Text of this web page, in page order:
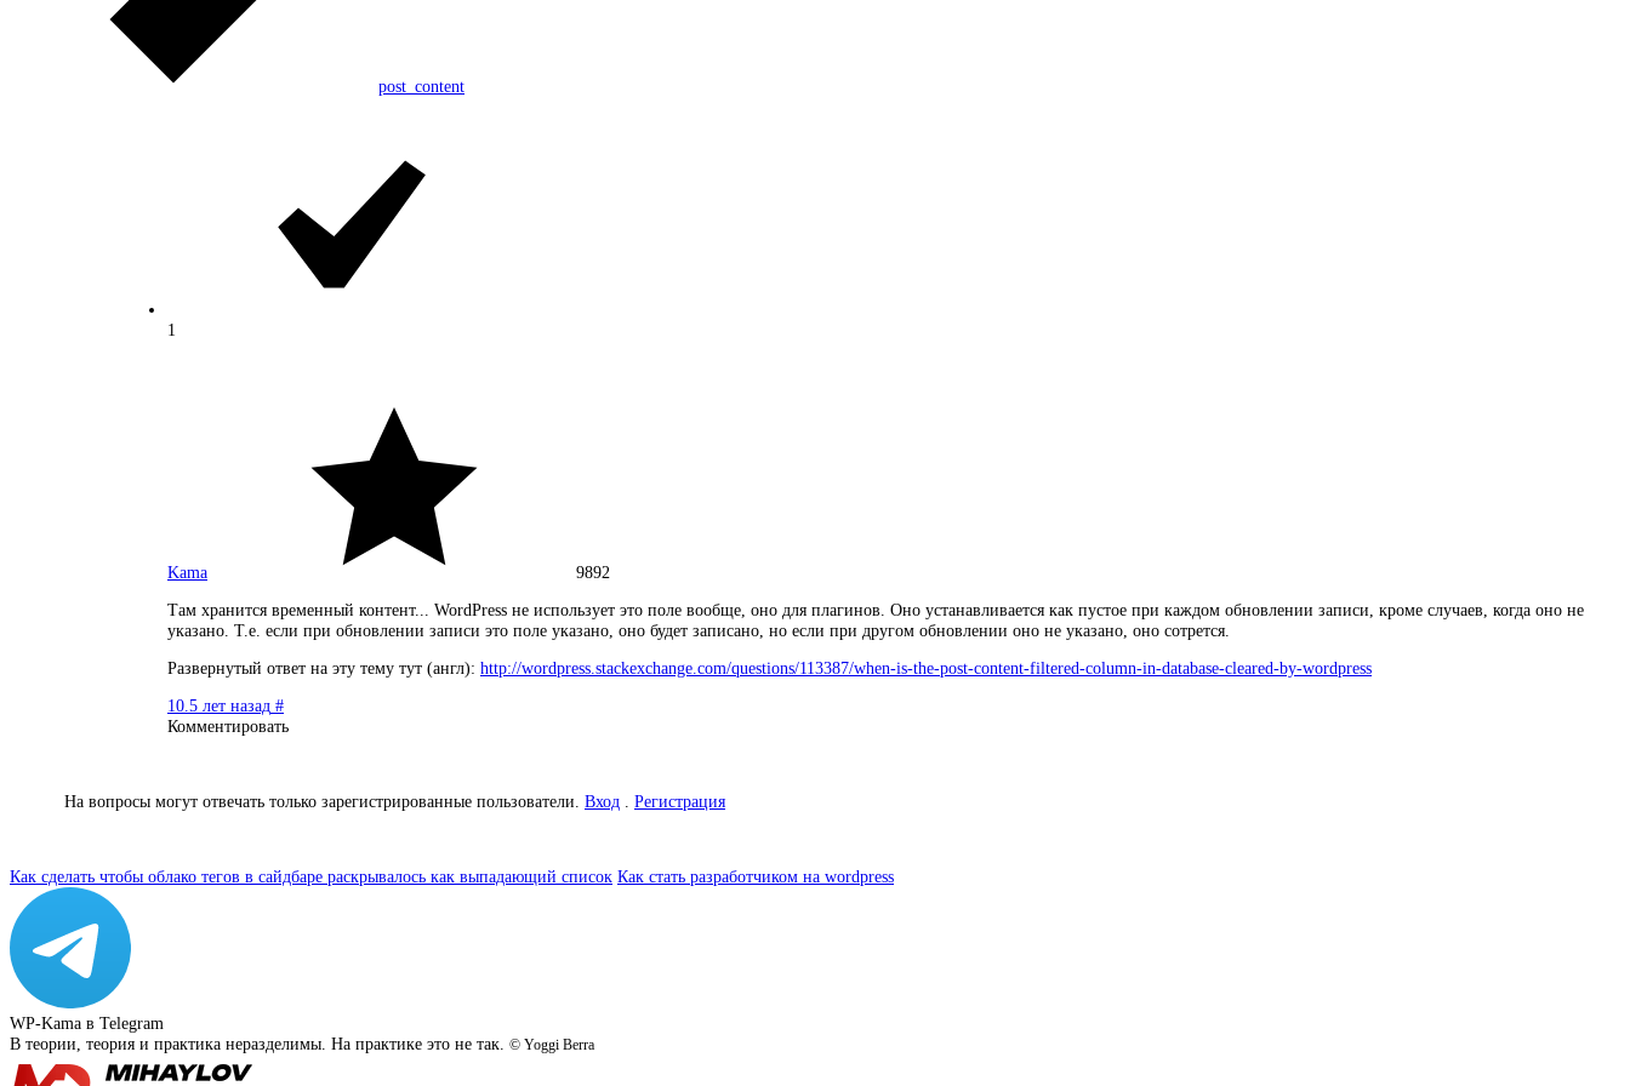
post_content
1
Kama
9892
Там хранится временный контент... WordPress не использует это поле вообще, оно для плагинов. Оно устанавливается как пустое при каждом обновлении записи, кроме случаев, когда оно не
указано. Т.е. если при обновлении записи это поле указано, оно будет записано, но если при другом обновлении оно не указано, оно сотрется.
Развернутый ответ на эту тему тут (англ): http://wordpress.stackexchange.com/questions/113387/when-is-the-post-content-filtered-column-in-database-cleared-by-wordpress
10.5 лет назад #
Комментировать
На вопросы могут отвечать только зарегистрированные пользователи. Вход Регистрация
Как сделать чтобы облако тегов в сайдбаре раскрывалось как выпадающий список Как стать разработчиком на wordpress
WP-Kama в Telegram
В теории, теория и практика неразделимы. На практике это не так.
© Yoggi Berra